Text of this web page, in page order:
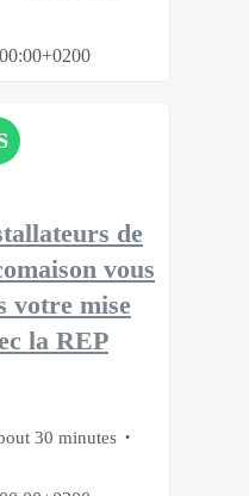
de
vous
votre mise
la REP
30 minutes